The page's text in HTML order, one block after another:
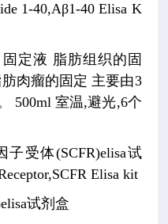
1-40,Aβ1-40 Elisa K
固定液 脂肪组织的固
肉瘤的固定 主要由3
500ml 室温,避光,6个
子受体(SCFR)elisa试
Elisa kit
试剂盒